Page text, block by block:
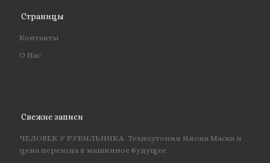
Страницы
Контакты
О Нас
Свежие записи
ЧЕЛОВЕК У РУБИЛЬНИКА. Техноутопия Илона Маска и
цена перехода в машинное будущее